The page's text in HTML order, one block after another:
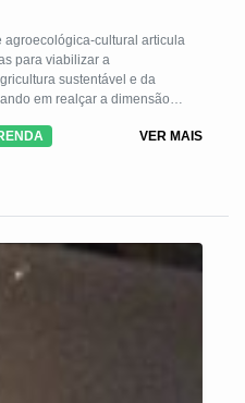
cultural articula
para viabilizar a
sustentável e da
em realçar a dimensão
horizontais de trabalho;
de mulheres, melhoria da
VER MAIS